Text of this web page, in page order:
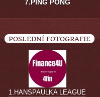
7.PING PONG
POSLEDNÍ FOTOGRAFIE
1.HANSPAULKA LEAGUE